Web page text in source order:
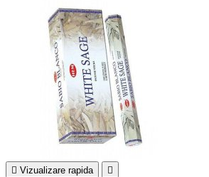
 Vizualizare rapida 